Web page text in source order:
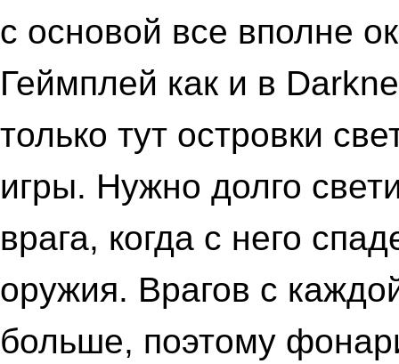
с основой все вполне
Геймплей как и в
только тут островки
игры. Нужно долго
врага, когда с него
оружия. Врагов с
больше, поэтому